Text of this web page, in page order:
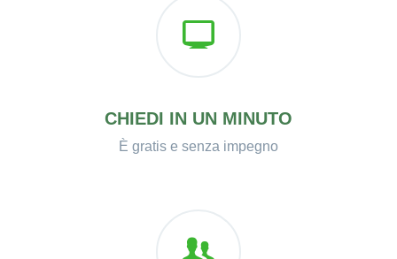
CHIEDI IN UN MINUTO
È gratis e senza impegno